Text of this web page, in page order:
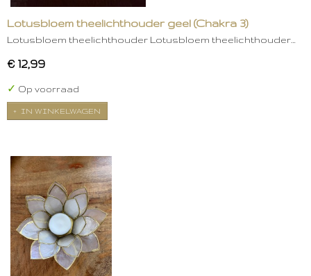
Lotusbloem theelichthouder geel (Chakra 3)
Lotusbloem theelichthouder Lotusbloem theelichthouder…
€ 12,99
✓ Op voorraad
IN WINKELWAGEN